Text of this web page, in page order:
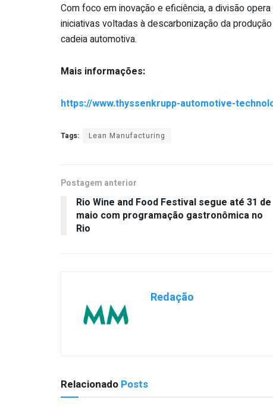
Com foco em inovação e eficiência, a divisão
iniciativas voltadas à descarbonização da
cadeia automotiva.
Mais informações:
https://www.thyssenkrupp-automotive-
Tags: Lean Manufacturing
Postagem anterior
Rio Wine and Food Festival segue até 31 de
maio com programação gastronômica no
Rio
Redação
Relacionado Posts